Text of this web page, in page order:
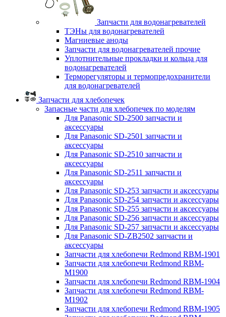
Запчасти для водонагревателей
ТЭНы для водонагревателей
Магниевые аноды
Запчасти для водонагревателей прочие
Уплотнительные прокладки и кольца для
водонагревателей
Терморегуляторы и термопредохранители
для водонагревателей
Запчасти для хлебопечек
Запасные части для хлебопечек по моделям
Для Panasonic SD-2500 запчасти и
аксессуары
Для Panasonic SD-2501 запчасти и
аксессуары
Для Panasonic SD-2510 запчасти и
аксессуары
Для Panasonic SD-2511 запчасти и
аксессуары
Для Panasonic SD-253 запчасти и аксессуары
Для Panasonic SD-254 запчасти и аксессуары
Для Panasonic SD-255 запчасти и аксессуары
Для Panasonic SD-256 запчасти и аксессуары
Для Panasonic SD-257 запчасти и аксессуары
Для Panasonic SD-ZB2502 запчасти и
аксессуары
Запчасти для хлебопечи Redmond RBM-1901
Запчасти для хлебопечи Redmond RBM-
M1900
Запчасти для хлебопечи Redmond RBM-1904
Запчасти для хлебопечи Redmond RBM-
M1902
Запчасти для хлебопечи Redmond RBM-1905